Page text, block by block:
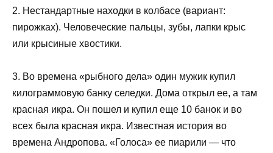
2. Нестандартные находки в колбасе (вариант:
пирожках). Человеческие пальцы, зубы, лапки крыс
или крысиные хвостики.
3. Во времена «рыбного дела» один мужик купил
килограммовую банку селедки. Дома открыл ее, а там
красная икра. Он пошел и купил еще 10 банок и во
всех была красная икра. Известная история во
времена Андропова. «Голоса» ее пиарили — что